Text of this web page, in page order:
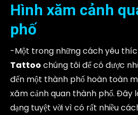
Hình xăm cảnh
phố
-Một trong những cách yêu
Tattoo chúng tôi để có được
đến một thành phố hoàn toàn
xăm cảnh quan thành phố. Đây
dạng tuyệt vời vì có rất nhiều